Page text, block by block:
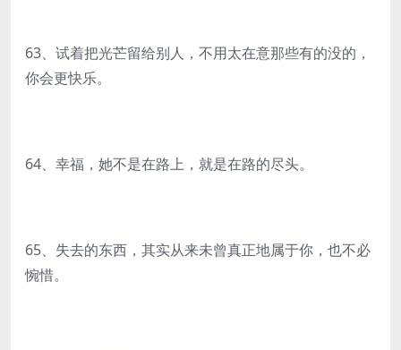
63、试着把光芒留给别人，不用太在意那些有的没的，
你会更快乐。
64、幸福，她不是在路上，就是在路的尽头。
65、失去的东西，其实从来未曾真正地属于你，也不必
惋惜。